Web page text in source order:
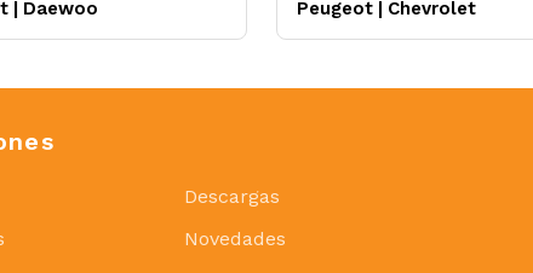
| Daewoo Peugeot | Chevrolet
Descargas
Novedades